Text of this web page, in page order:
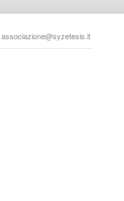
associazione@syzetesis.it